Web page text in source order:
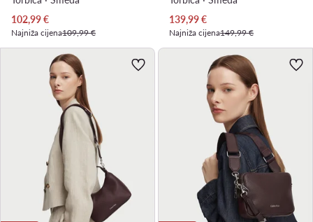
Trenutna cijena
102,99€
Najniža cijena109,99 €
Trenutna cijena
139,99€
Najniža cijena149,99 €